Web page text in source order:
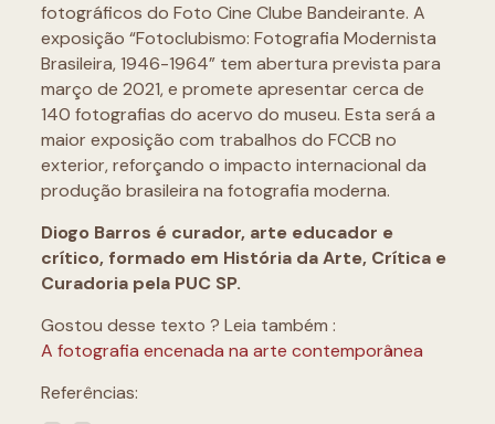
fotográficos do Foto Cine Clube Bandeirante. A
exposição “Fotoclubismo: Fotografia Modernista
Brasileira, 1946-1964” tem abertura prevista para
março de 2021, e promete apresentar cerca de
140 fotografias do acervo do museu. Esta será a
maior exposição com trabalhos do FCCB no
exterior, reforçando o impacto internacional da
produção brasileira na fotografia moderna.
Diogo Barros é curador, arte educador e
crítico, formado em História da Arte, Crítica e
Curadoria pela PUC SP.
Gostou desse texto ? Leia também :
A fotografia encenada na arte contemporânea
Referências: